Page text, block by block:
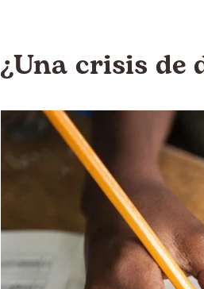
¿Una crisis de